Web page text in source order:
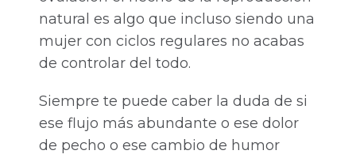
natural es algo que incluso siendo una
mujer con ciclos regulares no acabas
de controlar del todo.
Siempre te puede caber la duda de si
ese flujo más abundante o ese dolor
de pecho o ese cambio de humor